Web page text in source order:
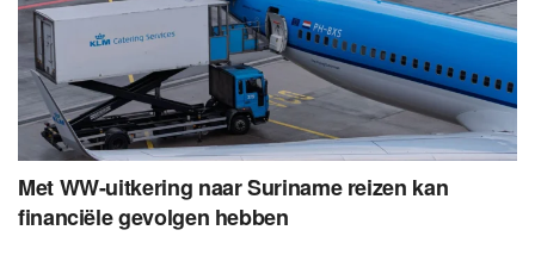
Met WW-uitkering naar Suriname reizen kan
financiële gevolgen hebben